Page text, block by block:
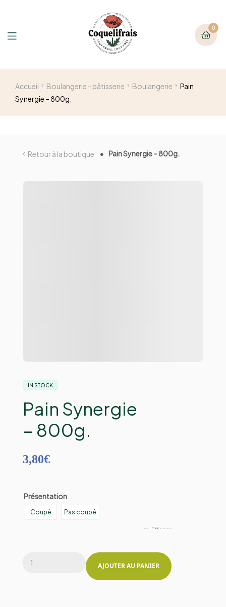
0
Accueil Boulangerie - pâtisserie Boulangerie
Pain
Synergie – 800g.
Retour à la boutique Pain Synergie – 800g.
IN STOCK
Pain Synergie
– 800g.
3,80€
Présentation
Coupé Pas coupé
Effacer
AJOUTER AU PANIER